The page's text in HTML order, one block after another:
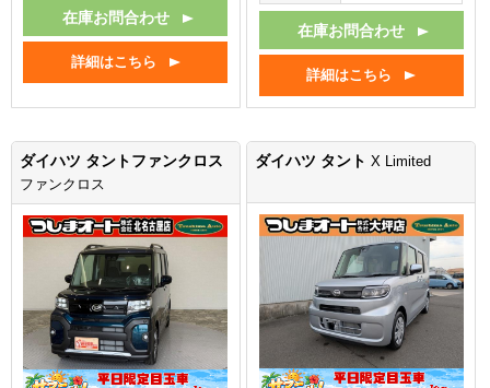
在庫お問合わせ
詳細はこちら
在庫お問合わせ
詳細はこちら
ダイハツ タントファンクロス
ファンクロス
ダイハツ タントX Limited